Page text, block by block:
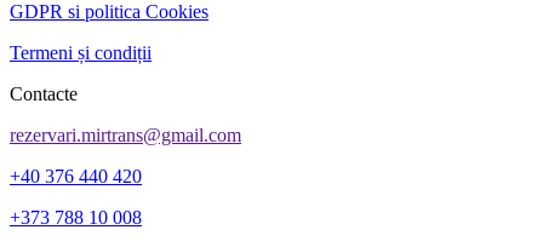
GDPR si politica Cookies
Termeni și condiții
Contacte
rezervari.mirtrans@gmail.com
+40 376 440 420
+373 788 10 008